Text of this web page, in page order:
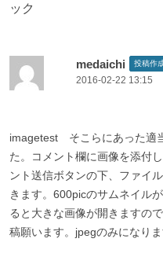
ン
ック
medaichi 投稿作
2016-02-22 13:15
imagetest そこらにあった適
た。コメント欄に画像を添付
ント送信ボタンの下、ファイ
きます。600picのサムネイル
ると大きな画像が開きますの
稿願います。jpegのみになりま